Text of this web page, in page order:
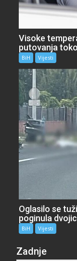
Visoke
putovanja
BiH Vijesti
Oglasilo se
poginula
BiH Vijesti
Zadnje